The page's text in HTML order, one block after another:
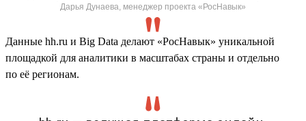
Дарья Дунаева, менеджер проекта «РосНавык»
Данные hh.ru и Big Data делают «РосНавык» уникальной
площадкой для аналитики в масштабах страны и отдельно
по её регионам.